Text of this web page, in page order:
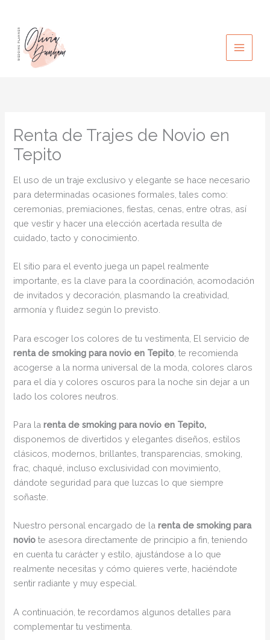
contenido
Renta de Trajes de Novio en
Tepito
El uso de un traje exclusivo y elegante se hace necesario
para determinadas ocasiones formales, tales como:
ceremonias, premiaciones, fiestas, cenas, entre otras, así
que vestir y hacer una elección acertada resulta de
cuidado, tacto y conocimiento.
El sitio para el evento juega un papel realmente
importante, es la clave para la coordinación, acomodación
de invitados y decoración, plasmando la creatividad,
armonía y fluidez según lo previsto.
Para escoger los colores de tu vestimenta, El servicio de
renta de smoking para novio en Tepito , te recomienda
acogerse a la norma universal de la moda, colores claros
para el día y colores oscuros para la noche sin dejar a un
lado los colores neutros.
Para larenta de smoking para novio en Tepito,
disponemos de divertidos y elegantes diseños, estilos
clásicos, modernos, brillantes, transparencias, smoking,
frac, chaqué, incluso exclusividad con movimiento,
dándote seguridad para que luzcas lo que siempre
soñaste.
Nuestro personal encargado de larenta de smoking para
novio te asesora directamente de principio a fin, teniendo
en cuenta tu carácter y estilo, ajustándose a lo que
realmente necesitas y cómo quieres verte, haciéndote
sentir radiante y muy especial.
A continuación, te recordamos algunos detalles para
complementar tu vestimenta.